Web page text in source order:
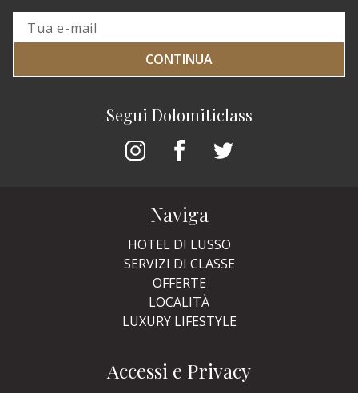
Segui Dolomiticlass
CONTINUA
Naviga
HOTEL DI LUSSO
SERVIZI DI CLASSE
OFFERTE
LOCALITÀ
LUXURY LIFESTYLE
Accessi e Privacy